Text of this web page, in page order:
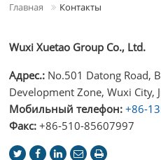
Главная Контакты
Wuxi Xuetao Group Co., Ltd.
Адрес.: No.501 Datong Road,
Development Zone, Wuxi City,
Мобильный телефон: +86-
Факс:+86-510-85607997